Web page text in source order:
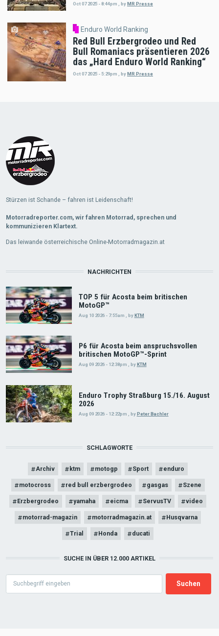
Oct 07 2025 - 8:44pm byMR Presse
Enduro World Ranking
Red Bull Erzbergrodeo und Red
Bull Romaniacs präsentieren 2026
das „Hard Enduro World Ranking“
Oct 07 2025 - 5:29pm , by MR Presse
Stürzen ist Schande – fahren ist Leidenschaft!
Motorradreporter.com, wir fahren Motorrad, sprechen und
kommunizieren Klartext.
Das leiwande österreichische Online-Motorradmagazin.at
NACHRICHTEN
TOP 5 für Acosta beim britischen
MotoGP™
Aug 10 2026 - 7:55am byKTM
P6 für Acosta beim anspruchsvollen
britischen MotoGP™-Sprint
Aug 09 2026 - 12:38pm , byKTM
Enduro Trophy Straßburg 15./16. August
2026
Aug 09 2026 - 12:22pm byPeter Bachler
SCHLAGWORTE
Archiv ktm motogp Sport enduro
motocross red bull erzbergrodeo gasgas Szene
Erzbergrodeo yamaha eicma ServusTV video
motorrad-magazin motorradmagazin.at Husqvarna
Trial Honda ducati
SUCHE IN ÜBER 12.000 ARTIKEL